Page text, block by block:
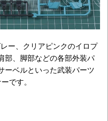
ー、クリアピンクのイロプ
部、脚部などの各部外装パ
ーベルといった武装パーツ
です。